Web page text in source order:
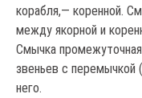
корабля,— коренной.
между якорной и
Смычка
звеньев с перемычкой
него.